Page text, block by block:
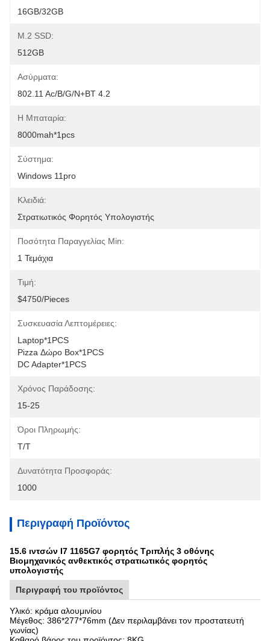
16GB/32GB
M.2 SSD:
512GB
Ασύρματα:
802.11 Ac/b/g/n+BT 4.2
Η Μπαταρία:
8000mah*1pcs
Σύστημα:
Windows 11pro
Κλειδιά:
Στρατιωτικός Φορητός Υπολογιστής
Ποσότητα Παραγγελίας Min:
1 Τεμάχια
Τιμή:
$4750/pieces
Συσκευασία Λεπτομέρειες:
Laptop*1PCS
Pizza Δώρο Box*1PCS
DC Adapter*1PCS
Χρόνος Παράδοσης:
15-25
Όροι Πληρωμής:
Τ/Τ
Δυνατότητα Προσφοράς:
1000
Περιγραφή Προϊόντος
15.6 ιντσών I7 1165G7 φορητός Τριπλής 3 οθόνης
Βιομηχανικός ανθεκτικός στρατιωτικός φορητός
υπολογιστής
Περιγραφή του προϊόντος
Υλικό: κράμα αλουμινίου
Μέγεθος: 386*277*76mm (Δεν περιλαμβάνει τον προστατευτή
γωνίας)